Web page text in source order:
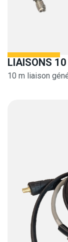
LIAISONS
10 m liaison